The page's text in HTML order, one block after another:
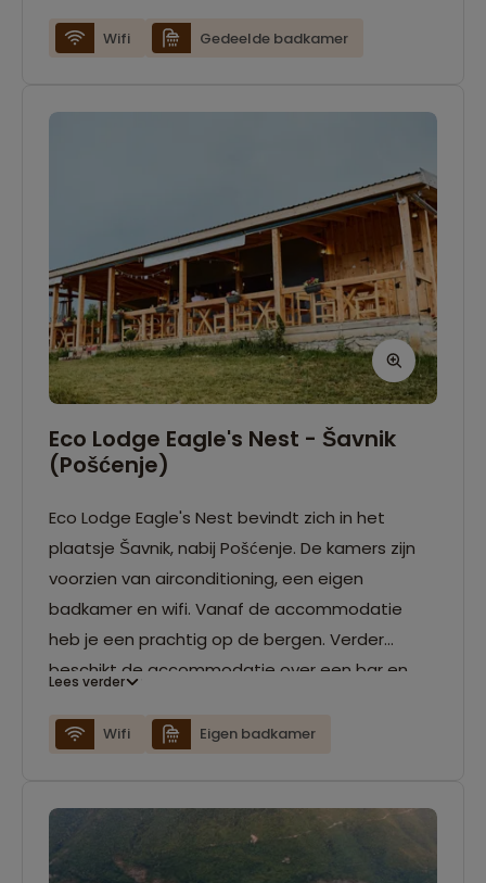
Wifi Gedeelde badkamer
Eco Lodge Eagle's Nest - Šavnik
(Pošćenje)
Eco Lodge Eagle's Nest bevindt zich in het
plaatsje Šavnik, nabij Pošćenje. De kamers zijn
voorzien van airconditioning, een eigen
badkamer en wifi. Vanaf de accommodatie
heb je een prachtig op de bergen. Verder
beschikt de accommodatie over een bar en
Lees verder
Wifi Eigen badkamer